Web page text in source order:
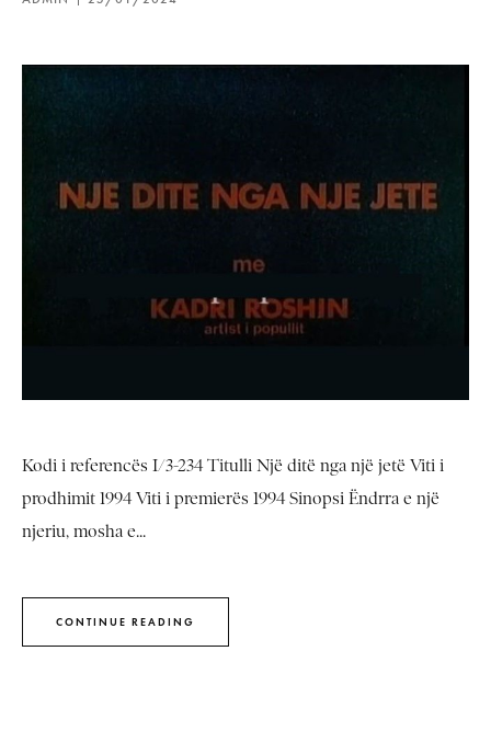
Kodi i referencës I/3-234 Titulli Një ditë nga një jetë Viti i
prodhimit 1994 Viti i premierës 1994 Sinopsi Ëndrra e një
njeriu, mosha e...
CONTINUE READING